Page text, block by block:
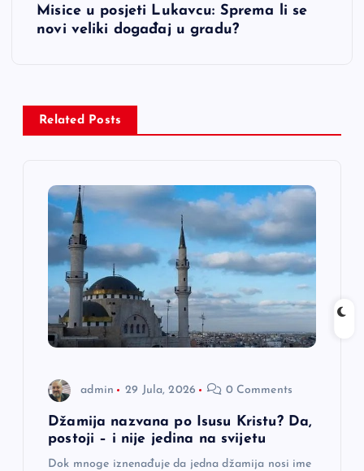
a
c
Misice u posjeti Lukavcu: Sprema li se
novi veliki događaj u gradu?
Related Posts
admin 29 Jula, 2026 0 Comments
Džamija nazvana po Isusu Kristu? Da,
postoji – i nije jedina na svijetu
Dok mnoge iznenađuje da jedna džamija nosi ime